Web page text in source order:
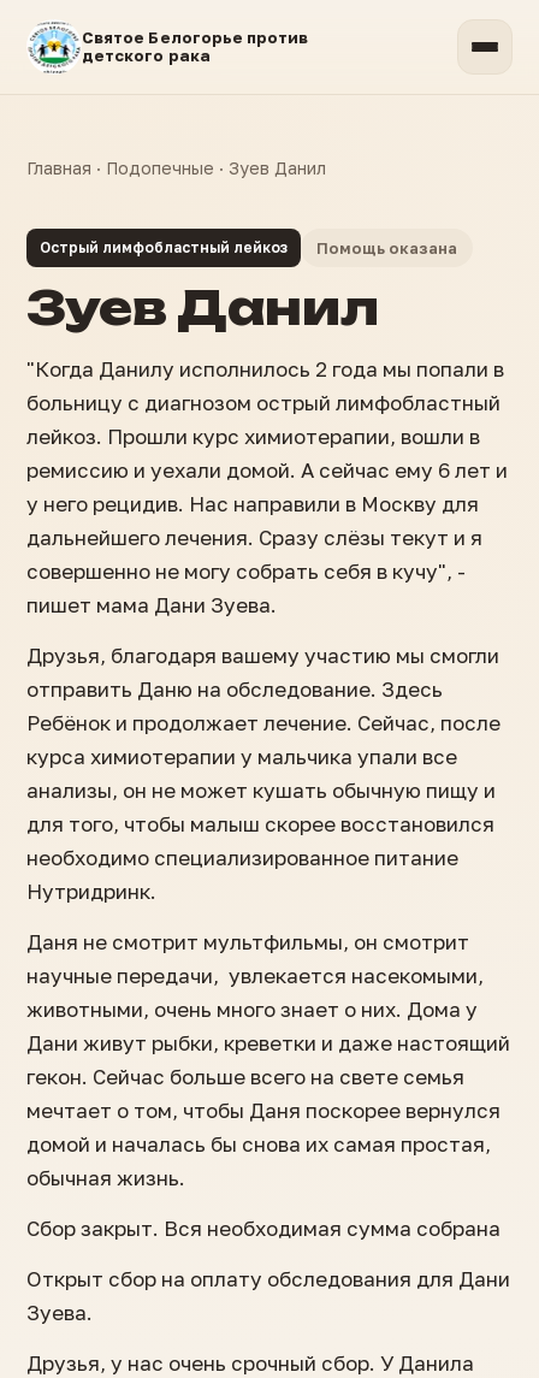
Святое Белогорье против
детского рака
Главная · Подопечные · Зуев Данил
Острый лимфобластный лейкоз Помощь оказана
Зуев Данил
"Когда Данилу исполнилось 2 года мы попали в
больницу с диагнозом острый лимфобластный
лейкоз. Прошли курс химиотерапии, вошли в
ремиссию и уехали домой. А сейчас ему 6 лет и
у него рецидив. Нас направили в Москву для
дальнейшего лечения. Сразу слёзы текут и я
совершенно не могу собрать себя в кучу", -
пишет мама Дани Зуева.
Друзья, благодаря вашему участию мы смогли
отправить Даню на обследование. Здесь
Ребёнок и продолжает лечение. Сейчас, после
курса химиотерапии у мальчика упали все
анализы, он не может кушать обычную пищу и
для того, чтобы малыш скорее восстановился
необходимо специализированное питание
Нутридринк.
Даня не смотрит мультфильмы, он смотрит
научные передачи, увлекается насекомыми,
животными, очень много знает о них. Дома у
Дани живут рыбки, креветки и даже настоящий
гекон. Сейчас больше всего на свете семья
мечтает о том, чтобы Даня поскорее вернулся
домой и началась бы снова их самая простая,
обычная жизнь.
Сбор закрыт. Вся необходимая сумма собрана
Открыт сбор на оплату обследования для Дани
Зуева.
Друзья, у нас очень срочный сбор. У Данила